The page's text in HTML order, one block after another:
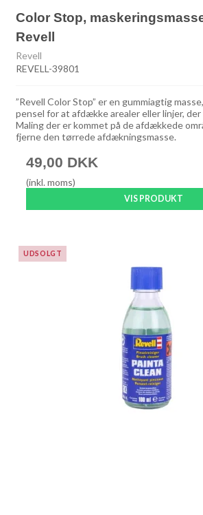
Color Stop,
Revell
Revell
REVELL-39801
”Revell Color Stop” er en gummiagtig
pensel for at afdække arealer eller linjer, der
Maling der er kommet på de afdækkede
fjerne den tørrede afdækningsmasse.
49,00 DKK
(inkl. moms)
VIS PRODUKT
UDSOLGT